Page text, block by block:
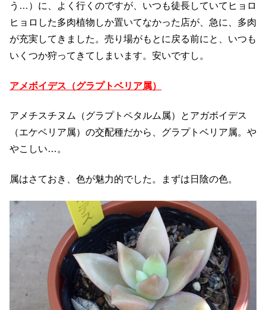
う…）に、よく行くのですが、いつも徒長していてヒョロ
ヒョロした多肉植物しか置いてなかった店が、急に、多肉
が充実してきました。売り場がもとに戻る前にと、いつも
いくつか狩ってきてしまいます。安いですし。
アメボイデス（グラプトベリア属）
アメチスチヌム（グラプトペタルム属）とアガボイデス
（エケベリア属）の交配種だから、グラプトベリア属。や
やこしい…。
属はさておき、色が魅力的でした。まずは日陰の色。